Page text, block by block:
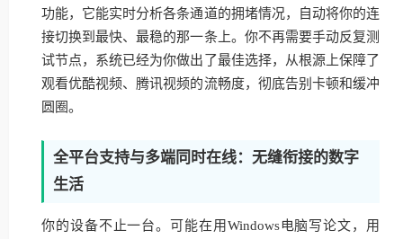
功能，它能实时分析各条通道的拥堵情况，自动将你的连
接切换到最快、最稳的那一条上。你不再需要手动反复测
试节点，系统已经为你做出了最佳选择，从根源上保障了
观看优酷视频、腾讯视频的流畅度，彻底告别卡顿和缓冲
圆圈。
全平台支持与多端同时在线：无缝衔接的数字
生活
你的设备不止一台。可能在用Windows电脑写论文，用